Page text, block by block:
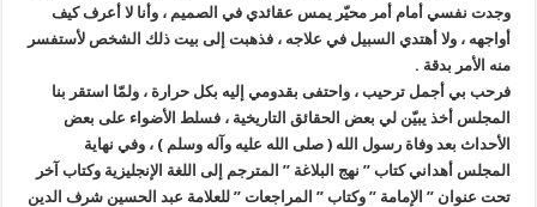
وجدت نفسي أمام أمر محيّر يمس عقائدي في الصميم ، وأنا لا أعرف كيف
أواجهه ، ولا أهتدي السبيل في علاجه ، فذهبت إلى بيت ذلك الشخص لأستفسر
منه الأمر بدقة .
فرحب بي أجمل ترحيب ، واحتفى بقدومي إليه بكل حرارة ، ولمّا استقر بنا
المجلس أخذ يبيّن لي بعض الحقائق التاريخية ، فسلط الأضواء على بعض
الأحداث بعد وفاة رسول الله ( صلى الله عليه وآله وسلم ) ، وفي نهاية
المجلس أهداني كتاب ” نهج البلاغة ” المترجم إلى اللغة الإنجليزية وكتاب آخر
تحت عنوان ” الإمامة ” وكتاب ” المراجعات ” للعلامة عبد الحسين شرف الدين